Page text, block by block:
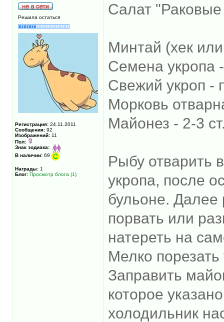
Решила остаться
Регистрация: 24.11.2011
Сообщения: 92
Изображений: 11
Пол:
Знак зодиака:
В наличии: 69
Награды: 1
Блог: Просмотр блога (1)
Салат
Минтай (хек
Семена укропа
Свежий укроп -
Морковь
Майонез - 2-3
Рыбу отварить
укропа, после
бульоне.
порвать или
натереть на
Мелко
Заправить
которое
холодильник